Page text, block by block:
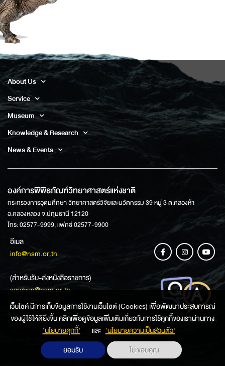
About Us
Service
Museum
Knowledge & Research
News & Events
องค์การพิพิธภัณฑ์วิทยาศาสตร์แห่งชาติ
กระทรวงการอุดมศึกษา วิทยาศาสตร์วิจัยและนวัตกรรม 39 หมู่ 3 ต.คลองห้า
อ.คลองหลวง จ.ปทุมธานี 12120
โทร: 02577-9999, แฟกซ์ 02577-9900
อีเมล
info@nsm.or.th
(สำหรับรับ-ส่งหนังสือราชการ)
saraban@nsm.or.th
ช่องทางการสอบถามข้อมูล
เว็บไซค์ มีการเก็บข้อมูลการใช้งานเว็บไซต์ (Cookies) เพื่อพัฒนาประสบการณ์
ของผู้ใช้ให้ดียิ่งขึ้น คลิกเพื่อดูข้อมูลเพิ่มเติมเกี่ยวกับการใช้คุกกี้ของเราผ่านทาง
‘นโยบายคุกกี้’
และ ‘นโยบายความเป็นส่วนตัว'
ยอมรับ
ไม่ ขอบคุณ